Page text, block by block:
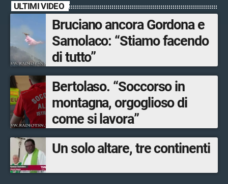
ULTIMI VIDEO
Bruciano ancora Gordona e
Samolaco: “Stiamo facendo
di tutto”
Bertolaso. “Soccorso in
montagna, orgoglioso di
come si lavora”
Un solo altare, tre continenti